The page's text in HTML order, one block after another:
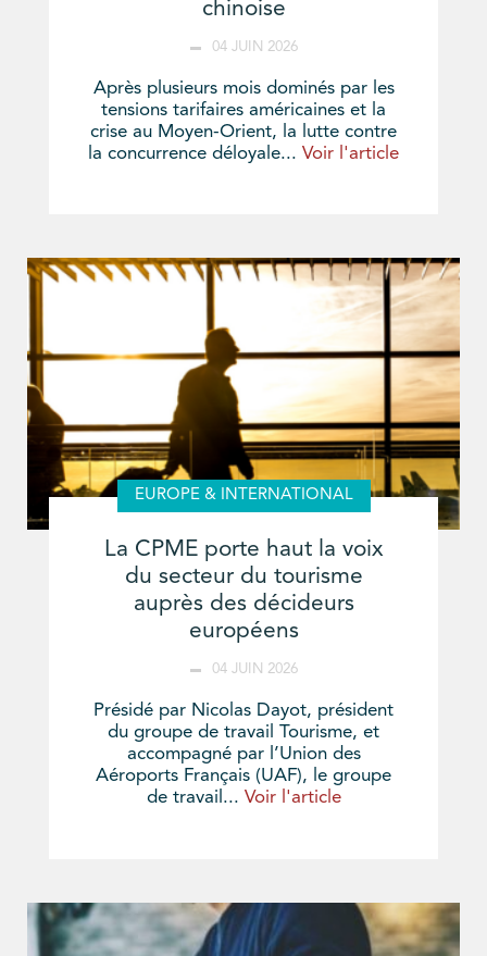
chinoise
04 JUIN 2026
Après plusieurs mois dominés par les
tensions tarifaires américaines et la
crise au Moyen-Orient, la lutte contre
la concurrence déloyale... Voir l'article
EUROPE & INTERNATIONAL
La CPME porte haut la voix
du secteur du tourisme
auprès des décideurs
européens
04 JUIN 2026
Présidé par Nicolas Dayot, président
du groupe de travail Tourisme, et
accompagné par l’Union des
Aéroports Français (UAF), le groupe
de travail... Voir l'article